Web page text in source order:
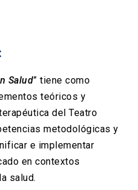
UC
Salud” tiene como
teóricos y
del Teatro
metodológicas y
e implementar
en contextos
salud.